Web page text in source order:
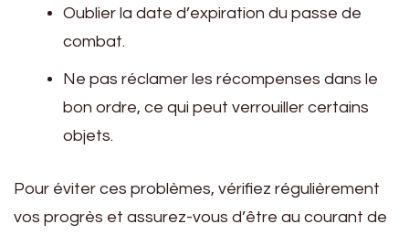
Oublier la date d’expiration du passe de
combat.
Ne pas réclamer les récompenses dans le
bon ordre, ce qui peut verrouiller certains
objets.
Pour éviter ces problèmes, vérifiez régulièrement
vos progrès et assurez-vous d’être au courant de